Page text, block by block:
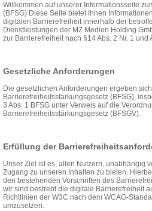
Willkommen auf unserer Informationsseite
(BFSG) Diese Seite bietet Ihnen
digitalen Barrierefreiheit innerhalb der
Dienstleistungen der MZ Medien Holding
zur Barrierefreiheit nach §14 Abs. 2 Nr. 1 und
Gesetzliche Anforderungen
Die gesetzlichen Anforderungen ergeben
Barrierefreiheitsstärkungsgesetz (BFSG),
3 Abs. 1 BFSG unter Verweis auf die
Barrierefreiheitsstärkungsgesetz (BFSGV).
Erfüllung der
Unser Ziel ist es, allen Nutzern, unabhängig
Zugang zu unseren Inhalten zu bieten.
den bestehenden Vorschriften des
wir sind bestrebt die digitale Barrierefreiheit
Richtlinien der W3C nach dem WCAG-
umzusetzen.